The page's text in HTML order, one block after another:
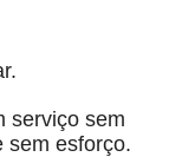
serviço sem
sem esforço.